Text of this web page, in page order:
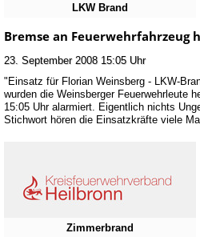
LKW Brand
Bremse an Feuerwehrfahrzeug
23. September 2008 15:05 Uhr
"Einsatz für Florian Weinsberg - LKW-
wurden die Weinsberger Feuerwehrleute
15:05 Uhr alarmiert. Eigentlich nichts
Stichwort hören die Einsatzkräfte viele
Zimmerbrand